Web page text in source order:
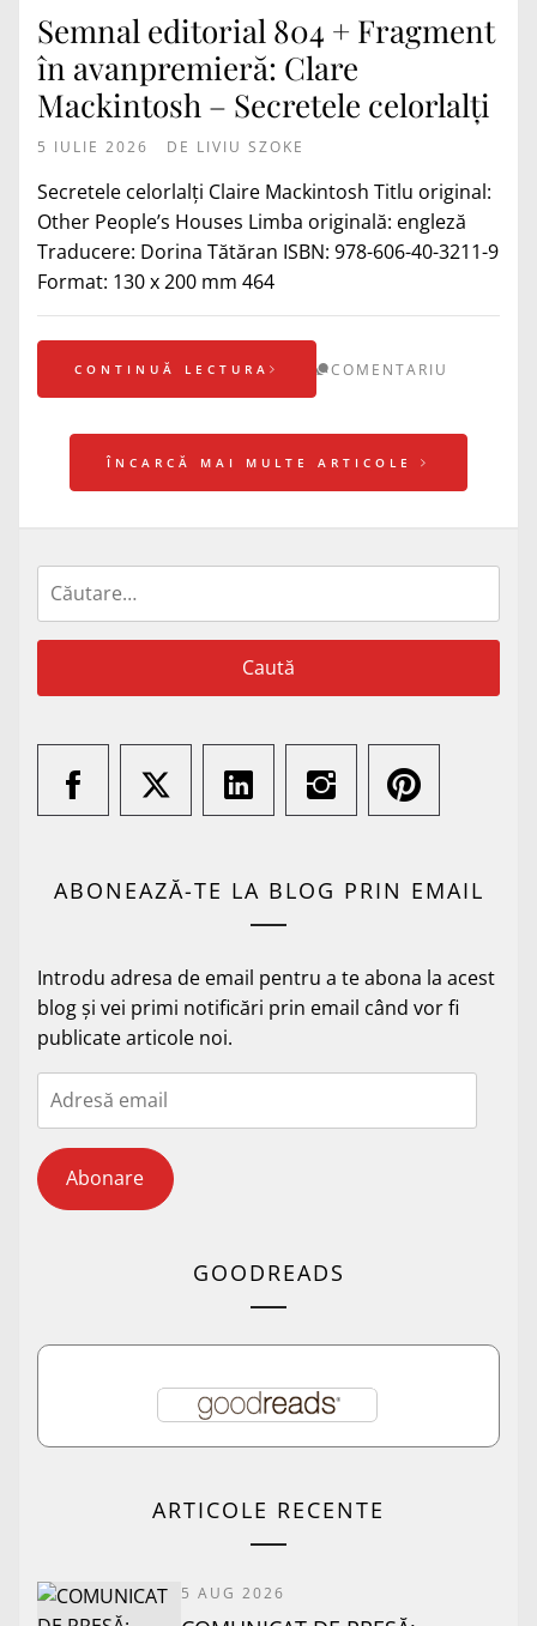
Semnal editorial 804 + Fragment
în avanpremieră: Clare
Mackintosh – Secretele celorlalți
5 IULIE 2026 DE LIVIU SZOKE
Secretele celorlalți Claire Mackintosh Titlu original:
Other People’s Houses Limba originală: engleză
Traducere: Dorina Tătăran ISBN: 978-606-40-3211-9
Format: 130 x 200 mm 464
CONTINUĂ LECTURA COMENTARIU
ÎNCARCĂ MAI MULTE ARTICOLE
după:
ABONEAZĂ-TE LA BLOG PRIN EMAIL
Introdu adresa de email pentru a te abona la acest
blog și vei primi notificări prin email când vor fi
publicate articole noi.
Adresă
email
Abonare
GOODREADS
ARTICOLE RECENTE
5 AUG 2026